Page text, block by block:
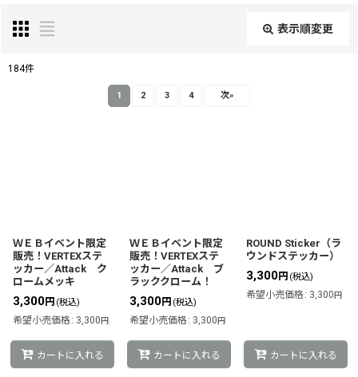
表示順変更
絞り込む
184件
1 2 3 4 次»
ＷＥＢイベント限定
販売！VERTEXステ
ッカー／Attack ク
ロームメッキ
3,300円 (税込)
希望小売価格 : 3,300円
カートに入れる
ＷＥＢイベント限定
販売！VERTEXステ
ッカー／Attack ブ
ラッククローム！
3,300円 (税込)
希望小売価格 : 3,300円
カートに入れる
ROUND Sticker（ラ
ウンドステッカー）
3,300円 (税込)
希望小売価格 : 3,300円
カートに入れる